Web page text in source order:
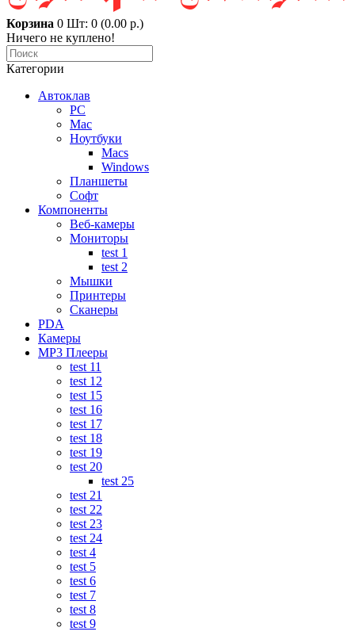
Корзина 0 Шт: 0 (0.00 р.)
Ничего не куплено!
Категории
Автоклав
PC
Mac
Ноутбуки
Macs
Windows
Планшеты
Софт
Компоненты
Веб-камеры
Мониторы
test 1
test 2
Мышки
Принтеры
Сканеры
PDA
Камеры
MP3 Плееры
test 11
test 12
test 15
test 16
test 17
test 18
test 19
test 20
test 25
test 21
test 22
test 23
test 24
test 4
test 5
test 6
test 7
test 8
test 9